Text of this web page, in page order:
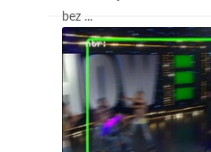
bez ...